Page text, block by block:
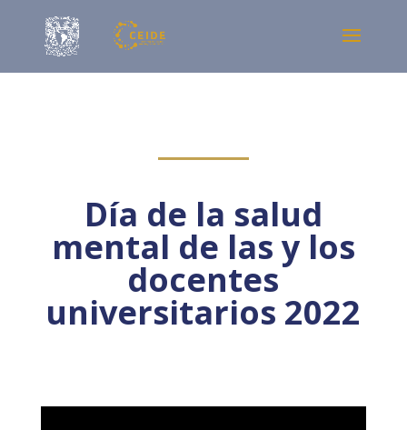
Día de la salud
mental de las y los
docentes
universitarios 2022